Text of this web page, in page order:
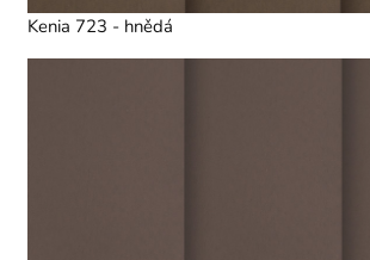
Kenia 723 - hnědá